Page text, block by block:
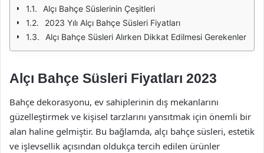
Alçı Bahçe Süslerinin Çeşitleri
2023 Yılı Alçı Bahçe Süsleri Fiyatları
Alçı Bahçe Süsleri Alırken Dikkat Edilmesi Gerekenler
Alçı Bahçe Süsleri Fiyatları 2023
Bahçe dekorasyonu, ev sahiplerinin dış mekanlarını
güzelleştirmek ve kişisel tarzlarını yansıtmak için önemli bir
alan haline gelmiştir. Bu bağlamda, alçı bahçe süsleri, estetik
ve işlevsellik açısından oldukça tercih edilen ürünler